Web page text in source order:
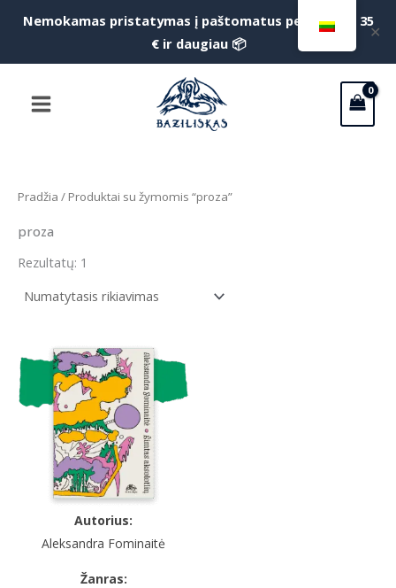
Nemokamas pristatymas į paštomatus perkant už 35
€ ir daugiau 📦
✕
Menu
Pradžia / Produktai su žymomis “proza”
proza
Rezultatų: 1
Autorius:
Aleksandra Fominaitė
Žanras: